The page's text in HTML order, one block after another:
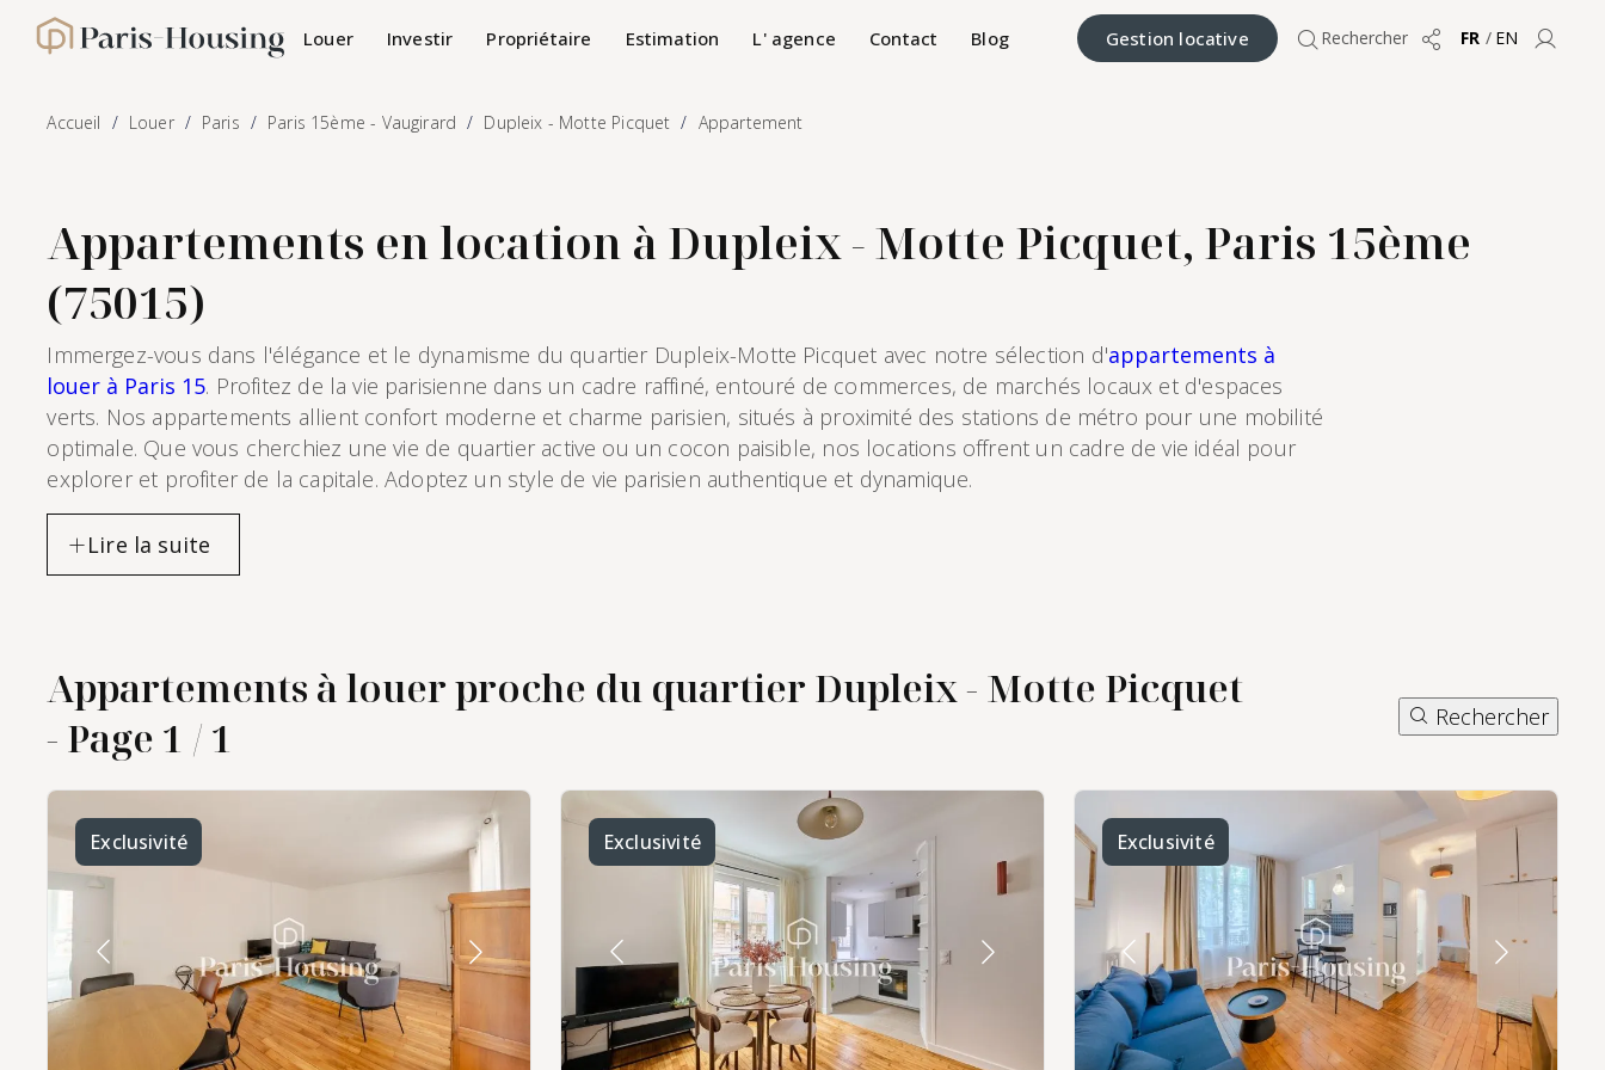
Paris-Housing - Accueil Louer Investir Propriétaire Estimation L' agence Contact Blog Gestion locative Rechercher Partager
FR / EN
Accueil Louer Paris Paris 15ème - Vaugirard Dupleix - Motte Picquet Appartement
Appartements en location à Dupleix - Motte Picquet, Paris 15ème
(75015)
Immergez-vous dans l'élégance et le dynamisme du quartier Dupleix-Motte Picquet avec notre sélection d'appartements à
louer à Paris 15. Profitez de la vie parisienne dans un cadre raffiné, entouré de commerces, de marchés locaux et d'espaces
verts. Nos appartements allient confort moderne et charme parisien, situés à proximité des stations de métro pour une mobilité
optimale. Que vous cherchiez une vie de quartier active ou un cocon paisible, nos locations offrent un cadre de vie idéal pour
explorer et profiter de la capitale. Adoptez un style de vie parisien authentique et dynamique.
quartier de Dupleix -
Motte Picquet
Appartements à louer proche du quartier Dupleix - Motte Picquet
- Page 1 / 1
Rechercher
Exclusivité Exclusivité Exclusivité
Panneau de gestion des cookies